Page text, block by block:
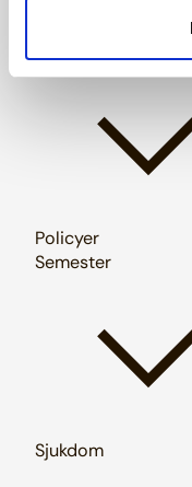
Policyer
Semester
Sjukdom